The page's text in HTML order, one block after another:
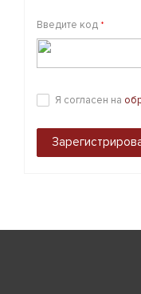
Введите код *
Я согласен на